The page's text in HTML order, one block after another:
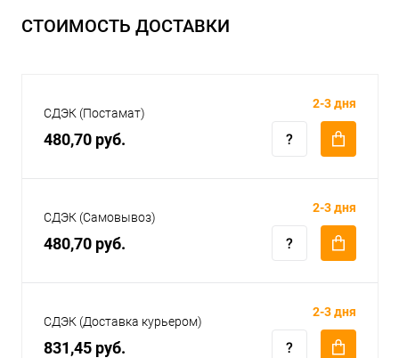
СТОИМОСТЬ ДОСТАВКИ
СДЭК (Постамат)
480,70 руб.
2-3 дня
СДЭК (Самовывоз)
480,70 руб.
2-3 дня
СДЭК (Доставка курьером)
831,45 руб.
2-3 дня